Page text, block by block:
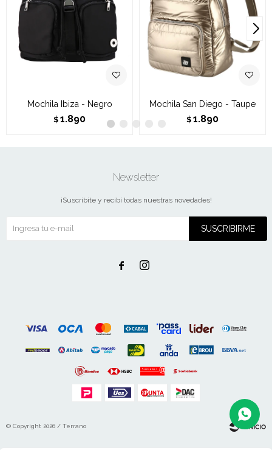
Mochila Ibiza - Negro
$ 1.890
Mochila San Diego - Taupe
$ 1.890
Newsletter
¡Suscribite y recibí todas nuestras novedades!
SUSCRIBIRME
 
© Copyright 2026 / Terrano